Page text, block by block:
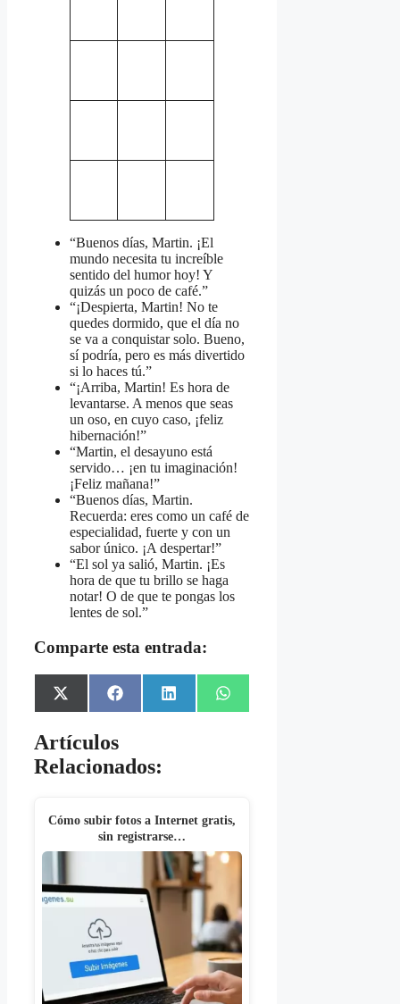
“Buenos días, Martin. ¡El
mundo necesita tu increíble
sentido del humor hoy! Y
quizás un poco de café.”
“¡Despierta, Martin! No te
quedes dormido, que el día no
se va a conquistar solo. Bueno,
sí podría, pero es más divertido
si lo haces tú.”
“¡Arriba, Martin! Es hora de
levantarse. A menos que seas
un oso, en cuyo caso, ¡feliz
hibernación!”
“Martin, el desayuno está
servido… ¡en tu imaginación!
¡Feliz mañana!”
“Buenos días, Martin.
Recuerda: eres como un café de
especialidad, fuerte y con un
sabor único. ¡A despertar!”
“El sol ya salió, Martin. ¡Es
hora de que tu brillo se haga
notar! O de que te pongas los
lentes de sol.”
Comparte esta entrada:
Share
on
X
(Twitter)
Share
on
FacebookShare
on
LinkedInShare
on
WhatsApp
Artículos
Relacionados:
Cómo subir fotos a Internet gratis,
sin registrarse…